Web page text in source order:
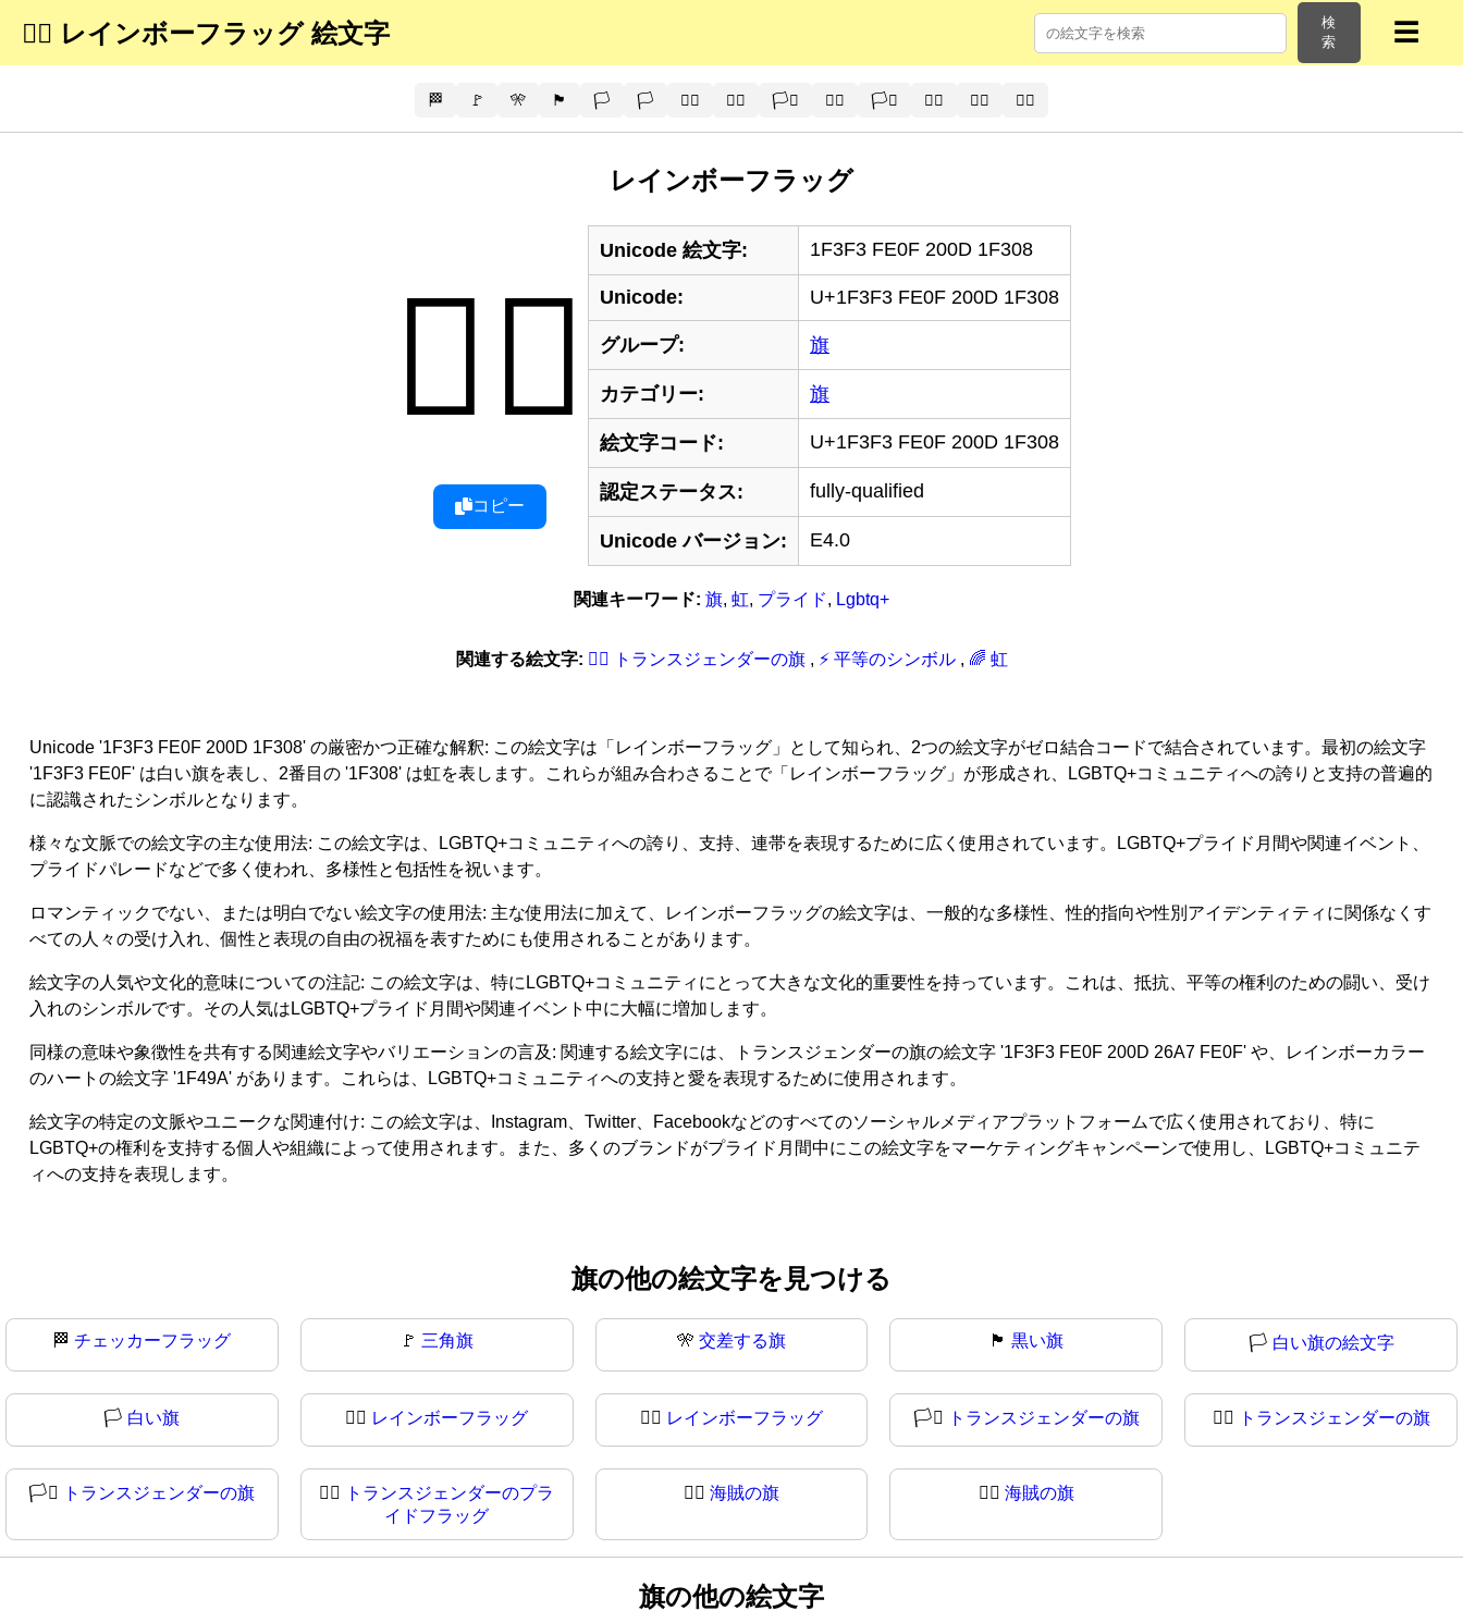
🏳️‍🌈 レインボーフラッグ 絵文字
検
索
☰
🏁 🚩 🎌 🏴 🏳️ 🏳 🏳️‍🌈 🏳‍🌈 🏳️‍⚧️ 🏳‍⚧️ 🏳️‍⚧ 🏳‍⚧ 🏴‍☠️ 🏴‍☠
レインボーフラッグ
🏳️‍🌈
コピー
Unicode 絵文字: 1F3F3 FE0F 200D 1F308
Unicode: U+1F3F3 FE0F 200D 1F308
グループ: 旗
カテゴリー: 旗
絵文字コード: U+1F3F3 FE0F 200D 1F308
認定ステータス: fully-qualified
Unicode バージョン: E4.0
関連キーワード: 旗, 虹, プライド, Lgbtq+
関連する絵文字: 🏳‍️‍‍‍⚧‍️ トランスジェンダーの旗 , ⚡ 平等のシンボル , 🌈 虹
Unicode '1F3F3 FE0F 200D 1F308' の厳密かつ正確な解釈: この絵文字は「レインボーフラッグ」として知られ、2つの絵文字がゼロ結合コードで結合されています。最初の絵文字
'1F3F3 FE0F' は白い旗を表し、2番目の '1F308' は虹を表します。これらが組み合わさることで「レインボーフラッグ」が形成され、LGBTQ+コミュニティへの誇りと支持の普遍的
に認識されたシンボルとなります。
様々な文脈での絵文字の主な使用法: この絵文字は、LGBTQ+コミュニティへの誇り、支持、連帯を表現するために広く使用されています。LGBTQ+プライド月間や関連イベント、
プライドパレードなどで多く使われ、多様性と包括性を祝います。
ロマンティックでない、または明白でない絵文字の使用法: 主な使用法に加えて、レインボーフラッグの絵文字は、一般的な多様性、性的指向や性別アイデンティティに関係なくす
べての人々の受け入れ、個性と表現の自由の祝福を表すためにも使用されることがあります。
絵文字の人気や文化的意味についての注記: この絵文字は、特にLGBTQ+コミュニティにとって大きな文化的重要性を持っています。これは、抵抗、平等の権利のための闘い、受け
入れのシンボルです。その人気はLGBTQ+プライド月間や関連イベント中に大幅に増加します。
同様の意味や象徴性を共有する関連絵文字やバリエーションの言及: 関連する絵文字には、トランスジェンダーの旗の絵文字 '1F3F3 FE0F 200D 26A7 FE0F' や、レインボーカラー
のハートの絵文字 '1F49A' があります。これらは、LGBTQ+コミュニティへの支持と愛を表現するために使用されます。
絵文字の特定の文脈やユニークな関連付け: この絵文字は、Instagram、Twitter、Facebookなどのすべてのソーシャルメディアプラットフォームで広く使用されており、特に
LGBTQ+の権利を支持する個人や組織によって使用されます。また、多くのブランドがプライド月間中にこの絵文字をマーケティングキャンペーンで使用し、LGBTQ+コミュニテ
ィへの支持を表現します。
旗の他の絵文字を見つける
🏁チェッカーフラッグ 🚩 三角旗 🎌 交差する旗 🏴 黒い旗 🏳️ 白い旗の絵文字
🏳 白い旗 🏳️‍🌈 レインボーフラッグ 🏳‍🌈 レインボーフラッグ 🏳️‍⚧️ トランスジェンダーの旗 🏳‍⚧️ トランスジェンダーの旗
🏳️‍⚧ トランスジェンダーの旗 🏳‍⚧
トランスジェンダーのプラ
イドフラッグ
🏴‍☠️ 海賊の旗 🏴‍☠ 海賊の旗
旗の他の絵文字